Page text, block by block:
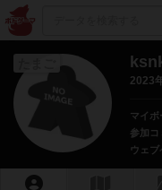
2023
マイボ
参加コ
ウェブ